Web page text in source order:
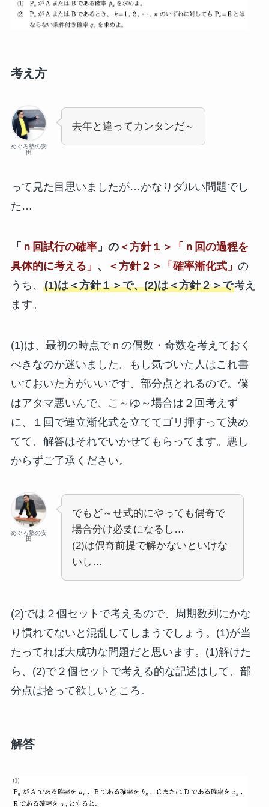
考え方
めぐろ塾の安
田
去年と違ってカンタンだ～
って見た目思いましたが…かなりダルい問題でし
た…
「 ｎ回試行の確率」の＜方針１＞「ｎ回の過程を
具体的に考える」 、 ＜方針２＞「確率漸化式」 の
うち、 (1)は＜方針１＞で、(2)は＜方針２＞で考え
ます。
(1)は、最初の時点でｎの偶数・奇数を考えておく
べきなのか迷いました。もし気づいた人はこれ書
いておいた方がいいです、部分点とれるので。僕
はアタマ悪いんで、こ～ゆ～場合は２回考えず
に、１回で連立漸化式を立ててゴリ押すって決め
てて、解答はそれでいかせてもらってます。悪し
からずご了承ください。
めぐろ塾の安
田
でもど～せ式的にやっても偶奇で
場合分け必要になるし…
(2)は偶奇前提で解かないといけな
いし…
(2)では２個セットで考えるので、周期数列にかな
り慣れてないと混乱してしまうでしょう。(1)が当
たってれば大成功な問題だと思います。(1)解けた
ら、(2)で２個セットで考える的な記述はして、部
分点は拾って欲しいところ。
解答